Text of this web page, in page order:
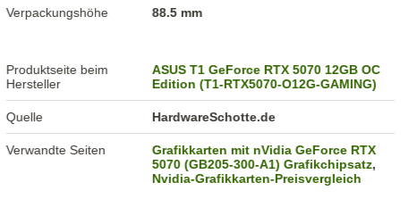
Verpackungshöhe 88.5 mm
Produktseite beim
Hersteller
ASUS T1 GeForce RTX 5070 12GB OC
Edition (T1-RTX5070-O12G-GAMING)
Quelle HardwareSchotte.de
Verwandte Seiten
Grafikkarten mit nVidia GeForce RTX
5070 (GB205-300-A1) Grafikchipsatz,
Nvidia-Grafikkarten-Preisvergleich